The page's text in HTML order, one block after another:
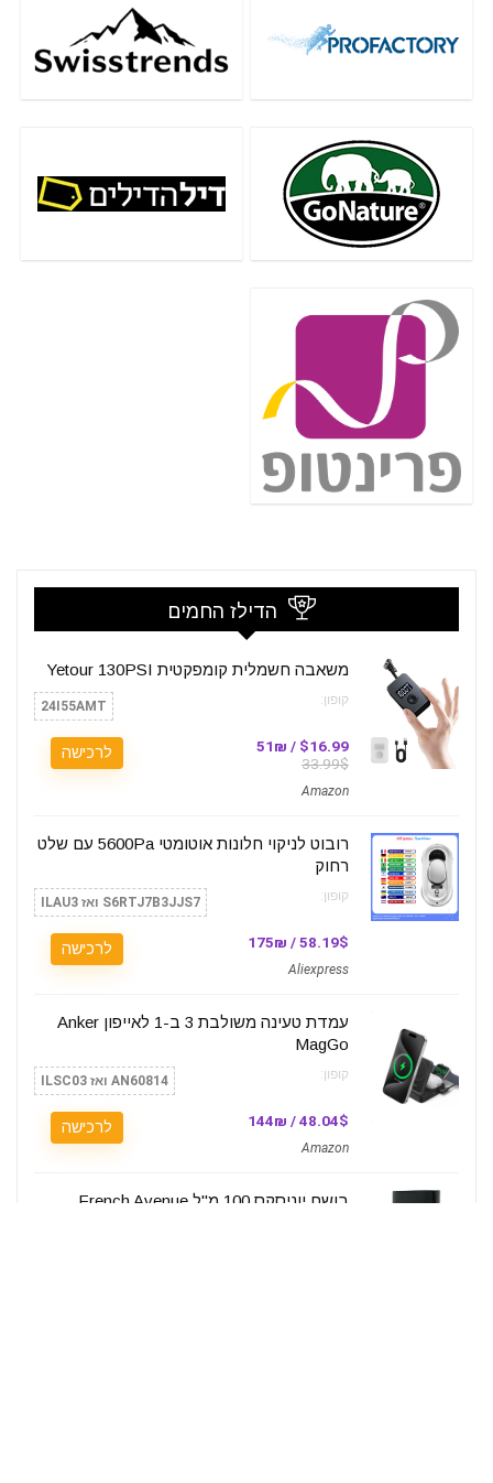
הדילז החמים
משאבה חשמלית קומפקטית Yetour 130PSI
קופון: 24I55AMT
$16.99 / 51₪
33.99$
Amazon
לרכישה
רובוט לניקוי חלונות אוטומטי 5600Pa עם שלט
רחוק
קופון: S6RTJ7B3JJS7 ואז ILAU3
58.19$ / 175₪
Aliexpress
לרכישה
עמדת טעינה משולבת 3 ב-1 לאייפון Anker
MagGo
קופון: AN60814 ואז ILSC03
48.04$ / 144₪
Amazon
לרכישה
בושם יוניסקס 100 מ"ל French Avenue